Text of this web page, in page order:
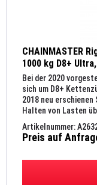
CHAINMASTER
1000 kg D8+
Bei der 2020
sich um D8+
2018 neu
Halten von Lasten
Artikelnummer:
Preis auf